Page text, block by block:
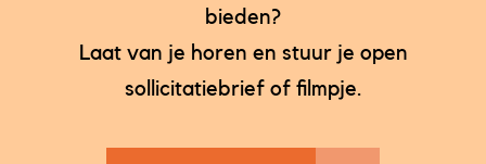
bieden?
Laat van je horen en stuur je open
sollicitatiebrief of filmpje.